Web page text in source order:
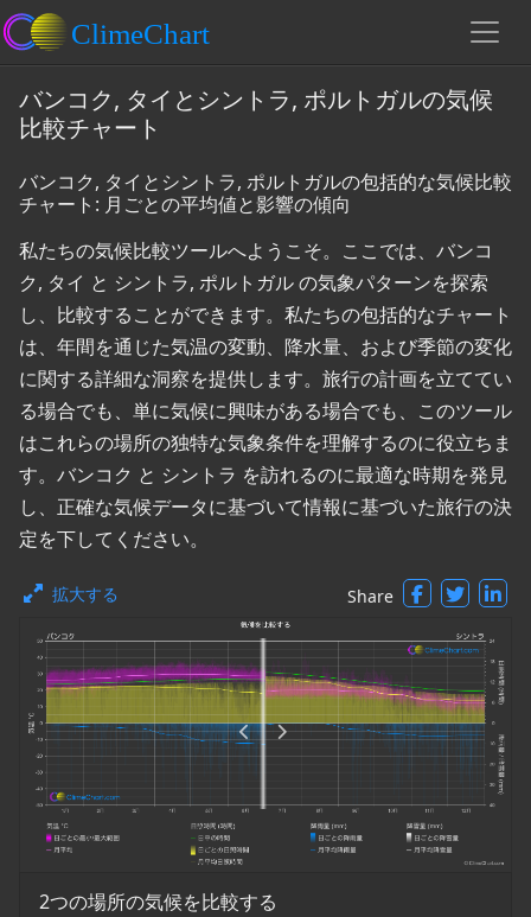
バンコク, タイとシントラ, ポルトガルの気候
比較チャート
バンコク, タイとシントラ, ポルトガルの包括的な気候比較
チャート: 月ごとの平均値と影響の傾向
私たちの気候比較ツールへようこそ。ここでは、バンコ
ク, タイ と シントラ, ポルトガル の気象パターンを探索
し、比較することができます。私たちの包括的なチャート
は、年間を通じた気温の変動、降水量、および季節の変化
に関する詳細な洞察を提供します。旅行の計画を立ててい
る場合でも、単に気候に興味がある場合でも、このツール
はこれらの場所の独特な気象条件を理解するのに役立ちま
す。バンコク と シントラ を訪れるのに最適な時期を発見
し、正確な気候データに基づいて情報に基づいた旅行の決
定を下してください。
拡大する Share
2つの場所の気候を比較する